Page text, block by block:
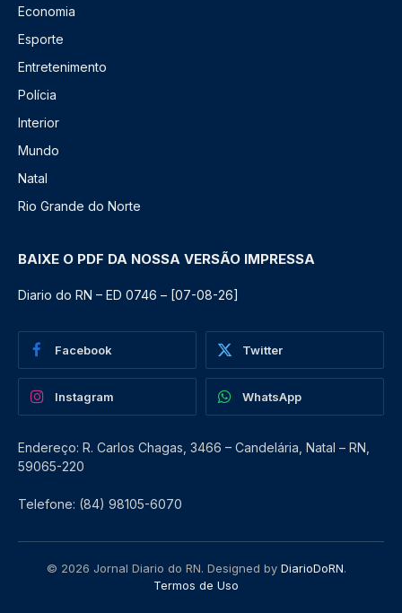
Economia
Esporte
Entretenimento
Polícia
Interior
Mundo
Natal
Rio Grande do Norte
BAIXE O PDF DA NOSSA VERSÃO IMPRESSA
Diario do RN – ED 0746 – [07-08-26]
Facebook Twitter
Instagram WhatsApp
Endereço: R. Carlos Chagas, 3466 – Candelária, Natal – RN,
59065-220
Telefone: (84) 98105-6070
© 2026 Jornal Diario do RN. Designed by DiarioDoRN.
Termos de Uso